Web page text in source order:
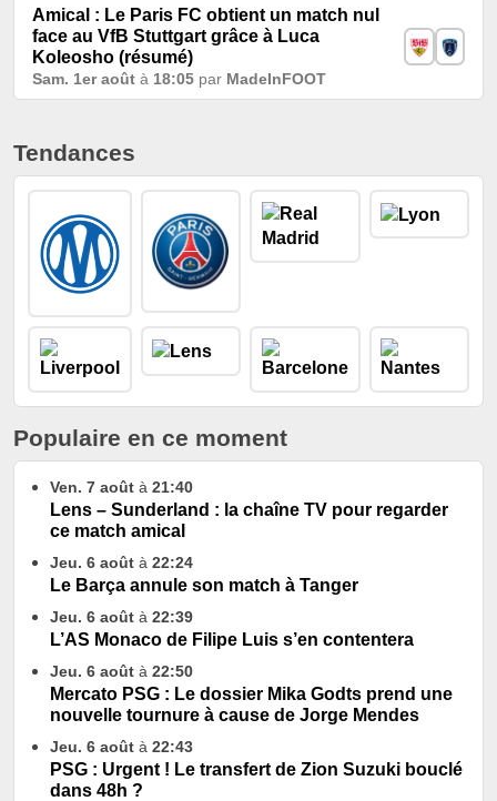
Amical : Le Paris FC obtient un match nul
face au VfB Stuttgart grâce à Luca
Koleosho (résumé)
Sam. 1er août à 18:05 par MadeInFOOT
Tendances
Populaire en ce moment
Ven. 7 août à 21:40
Lens – Sunderland : la chaîne TV pour regarder
ce match amical
Jeu. 6 août à 22:24
Le Barça annule son match à Tanger
Jeu. 6 août à 22:39
L’AS Monaco de Filipe Luis s’en contentera
Jeu. 6 août à 22:50
Mercato PSG : Le dossier Mika Godts prend une
nouvelle tournure à cause de Jorge Mendes
Jeu. 6 août à 22:43
PSG : Urgent ! Le transfert de Zion Suzuki bouclé
dans 48h ?